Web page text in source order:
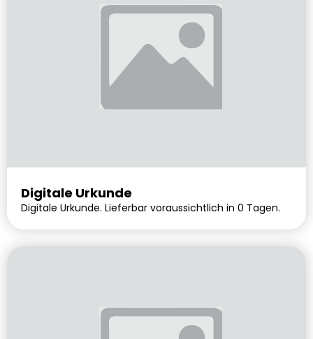
Digitale Urkunde
Digitale Urkunde. Lieferbar voraussichtlich in 0 Tagen.